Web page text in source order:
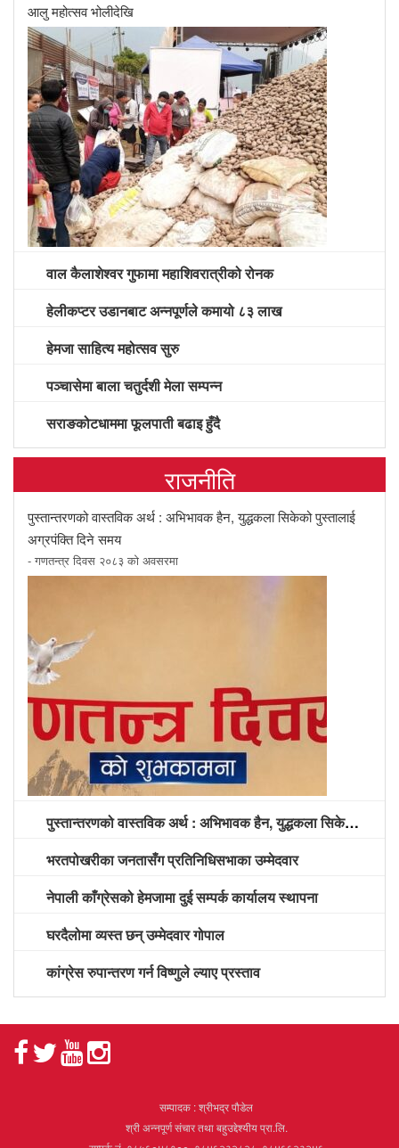
आलु महोत्सव भोलीदेखि
वाल कैलाशेश्वर गुफामा महाशिवरात्रीको रोनक
हेलीकप्टर उडानबाट अन्नपूर्णले कमायो ८३ लाख
हेमजा साहित्य महोत्सव सुरु
पञ्चासेमा बाला चतुर्दशी मेला सम्पन्न
सराङकोटधाममा फूलपाती बढाइ हुँदै
राजनीति
पुस्तान्तरणको वास्तविक अर्थ : अभिभावक हैन, युद्धकला सिकेको पुस्तालाई
अग्रपंक्ति दिने समय
- गणतन्त्र दिवस २०८३ को अवसरमा
पुस्तान्तरणको वास्तविक अर्थ : अभिभावक हैन, युद्धकला सिकेको पुस्तालाई अग्रपंक्ति दिने समय
भरतपोखरीका जनतासँग प्रतिनिधिसभाका उम्मेदवार
नेपाली काँग्रेसको हेमजामा दुई सम्पर्क कार्यालय स्थापना
घरदैलोमा व्यस्त छन् उम्मेदवार गोपाल
कांग्रेस रुपान्तरण गर्न विष्णुले ल्याए प्रस्ताव
सम्पादक : श्रीभद्र पौडेल
श्री अन्नपूर्ण संचार तथा बहुउद्देश्यीय प्रा.लि.